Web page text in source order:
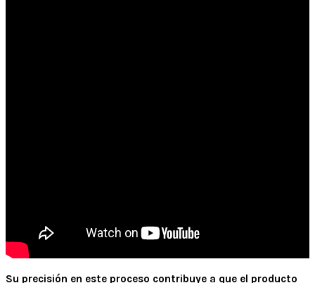
Su precisión en este proceso contribuye a que el producto